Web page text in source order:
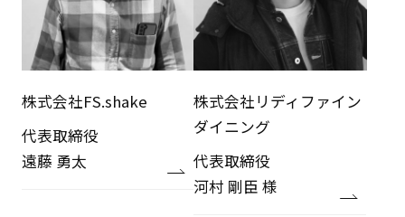
株式会社FS.shake
代表取締役
遠藤 勇太
株式会社リディファイン
ダイニング
代表取締役
河村 剛臣 様